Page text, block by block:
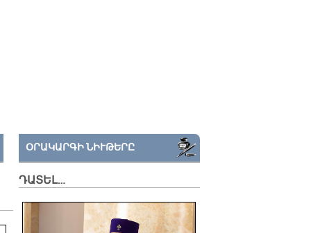
ՕՐԱԿԱՐԳԻ ՆԻՒԹԵՐԸ
ԴԱՏԵԼ…